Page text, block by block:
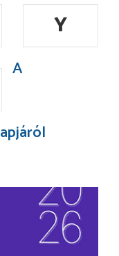
Y
A